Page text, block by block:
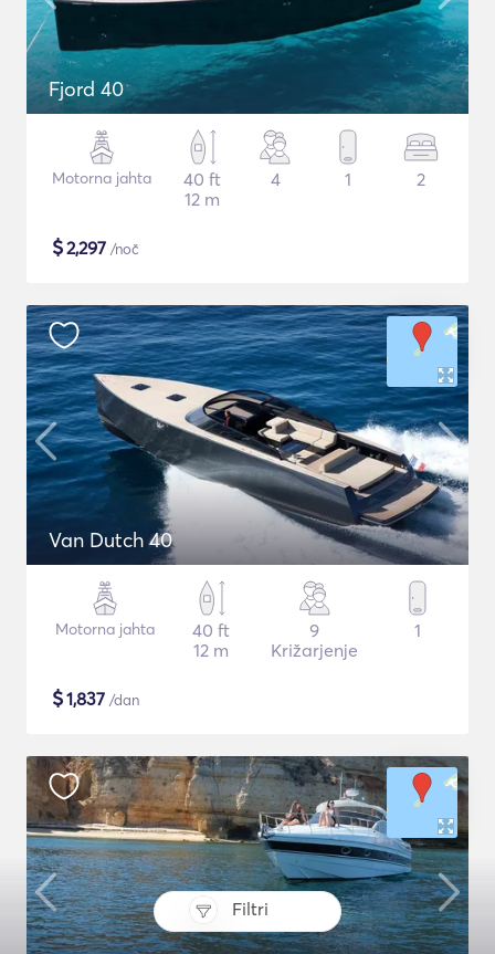
Filtri
Fjord 40
Motorna jahta
40 ft
12 m
4 1 2
$2,297 /noč
Van Dutch 40
Motorna jahta
40 ft
12 m
9
Križarjenje
1
$1,837 /dan